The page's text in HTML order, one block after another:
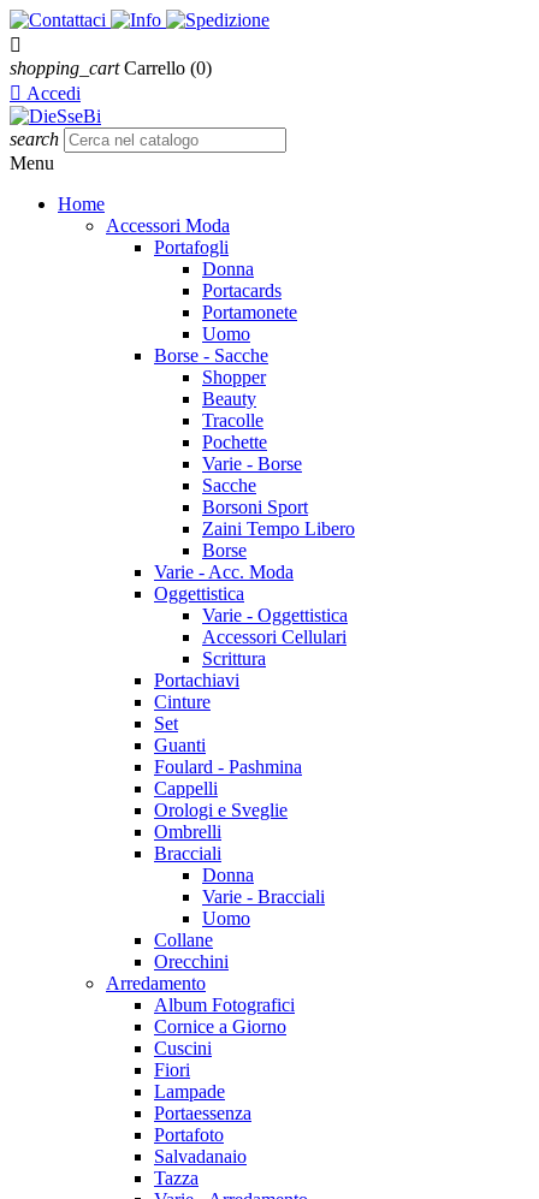

shopping_cart Carrello (0)
 Accedi
search
Menu
Home
Accessori Moda
Portafogli
Donna
Portacards
Portamonete
Uomo
Borse - Sacche
Shopper
Beauty
Tracolle
Pochette
Varie - Borse
Sacche
Borsoni Sport
Zaini Tempo Libero
Borse
Varie - Acc. Moda
Oggettistica
Varie - Oggettistica
Accessori Cellulari
Scrittura
Portachiavi
Cinture
Set
Guanti
Foulard - Pashmina
Cappelli
Orologi e Sveglie
Ombrelli
Bracciali
Donna
Varie - Bracciali
Uomo
Collane
Orecchini
Arredamento
Album Fotografici
Cornice a Giorno
Cuscini
Fiori
Lampade
Portaessenza
Portafoto
Salvadanaio
Tazza